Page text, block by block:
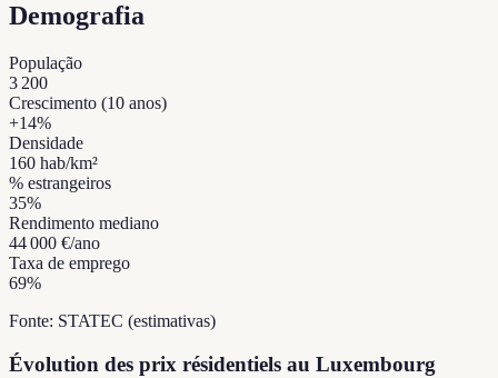
Demografia
População
3 200
Crescimento (10 anos)
+14%
Densidade
160 hab/km²
% estrangeiros
35%
Rendimento mediano
44 000 €/ano
Taxa de emprego
69%
Fonte: STATEC (estimativas)
Évolution des prix résidentiels au Luxembourg